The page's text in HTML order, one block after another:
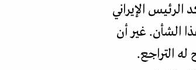
الإيراني
الشأن. غير أن
التراجع.